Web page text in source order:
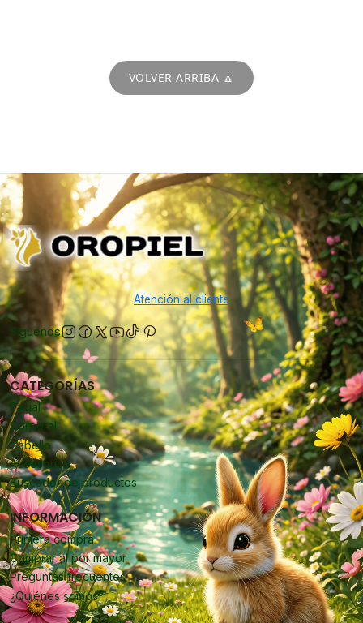
VOLVER ARRIBA 🔼
Atención al cliente
Síguenos
CATEGORÍAS
Facial
Corporal
Cabello
Accesorios
Buscador de productos
INFORMACIÓN
Primera compra
Comprar al por mayor
Preguntas frecuentes
¿Quiénes somos?